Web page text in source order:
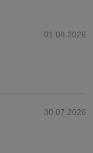
01.08.2026
30.07.2026